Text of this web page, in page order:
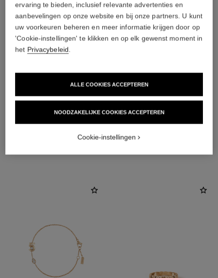
materiaal
18K BEIGE GOUD
ervaring te bieden, inclusief relevante advertenties en
aanbevelingen op onze website en bij onze partners. U kunt
uw voorkeuren beheren en meer informatie krijgen door op
'Cookie-instellingen' te klikken en op elk gewenst moment in
het Privacybeleid.
NOODZAKELIJKE COOKIES ACCEPTEREN
ALLE COOKIES ACCEPTEREN
Cookie-instellingen